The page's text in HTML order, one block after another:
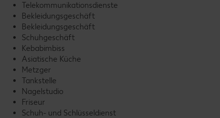
Telekommunikationsdienste
Bekleidungsgeschäft
Bekleidungsgeschäft
Schuhgeschäft
Kebabimbiss
Asiatische Küche
Metzger
Tankstelle
Nagelstudio
Friseur
Schuh- und Schlüsseldienst